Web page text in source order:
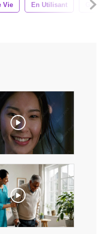
Vie En Utilisant Gens